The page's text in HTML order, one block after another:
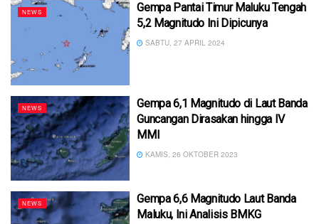
NEWS
Gempa Pantai Timur Maluku Tengah
5,2 Magnitudo Ini Dipicunya
SABTU, 27 APRIL 2024
NEWS
Gempa 6,1 Magnitudo di Laut Banda
Guncangan Dirasakan hingga IV
MMI
KAMIS, 26 OKTOBER 2023
NEWS
Gempa 6,6 Magnitudo Laut Banda
Maluku, Ini Analisis BMKG